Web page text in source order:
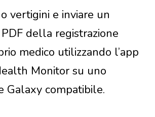
vertigini e inviare un
della registrazione
medico utilizzando l’app
Monitor su uno
Galaxy compatibile.